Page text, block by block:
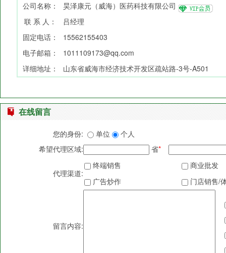
公司名称：
昊泽康元（威海）医药科技有限公司
联 系 人：
吕经理
固定电话：
15562155403
电子邮箱：
1011109173@qq.com
详细地址：
山东省威海市经济技术开发区疏站路-3号-A501
在线留言
您的身份: 单位
个人
希望代理区域:
省*
代理渠道:
终端销售
商业批发
广告炒作
门店销售/
留言内容: